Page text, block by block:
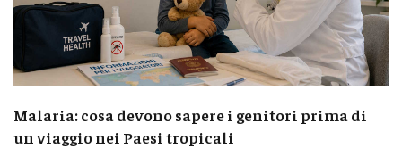
Malaria: cosa devono sapere i genitori prima di
un viaggio nei Paesi tropicali